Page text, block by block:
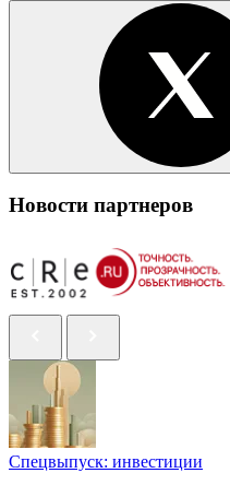
Новости партнеров
Спецвыпуск: инвестиции